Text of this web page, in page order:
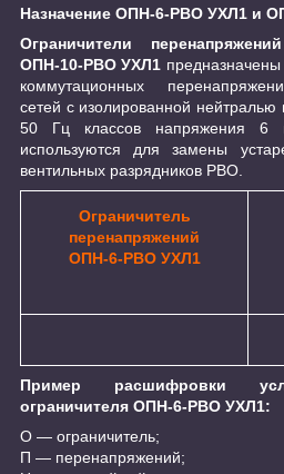
Назначение ОПН-6-РВО УХЛ1 и
Ограничители
ОПН-10-РВО УХЛ1
коммутационных
сетей с изолированной нейтралью
50 Гц классов напряжения 6
используются для замены
вентильных разрядников РВО.
Ограничитель
перенапряжений
ОПН-6-РВО УХЛ1
Пример расшифровки
ограничителя ОПН-6-РВО УХЛ1:
О ― ограничитель;
П ― перенапряжений;